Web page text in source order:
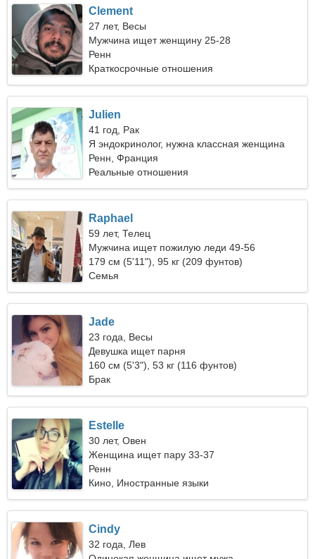
Clement
27 лет, Весы
Мужчина ищет женщину 25-28
Ренн
Краткосрочные отношения
Julien
41 год, Рак
Я эндокринолог, нужна классная женщина
Ренн, Франция
Реальные отношения
Raphael
59 лет, Телец
Мужчина ищет пожилую леди 49-56
179 см (5'11"), 95 кг (209 фунтов)
Семья
Jade
23 года, Весы
Девушка ищет парня
160 см (5'3"), 53 кг (116 фунтов)
Брак
Estelle
30 лет, Овен
Женщина ищет пару 33-37
Ренн
Кино, Иностранные языки
Cindy
32 года, Лев